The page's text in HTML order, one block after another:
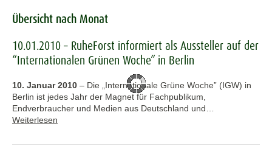
Übersicht nach Monat
10.01.2010 – RuheForst informiert als Aussteller auf der
“Internationalen Grünen Woche” in Berlin
10. Januar 2010 – Die „Internationale Grüne Woche” (IGW) in
Berlin ist jedes Jahr der Magnet für Fachpublikum,
Endverbraucher und Medien aus Deutschland und…
Weiterlesen